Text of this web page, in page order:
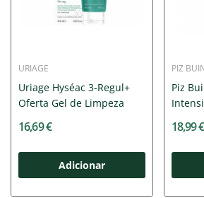
URIAGE
Uriage Hyséac 3-Regul+
Oferta Gel de Limpeza
16,69 €
Adicionar
PIZ
Piz
18,99 €